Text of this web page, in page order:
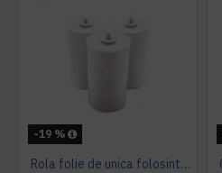
-19 %
Rola folie de unica folosinta, cu 60 utilizari, pentru capacele de toaleta cu buton, Sanito